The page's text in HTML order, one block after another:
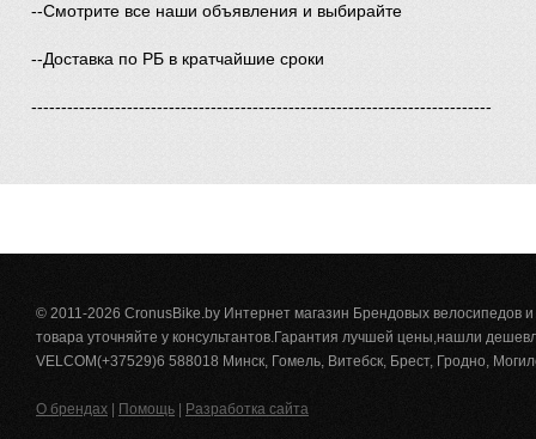
--Смотрите все наши объявления и выбирайте
--Доставка по РБ в кратчайшие сроки
-----------------------------------------------------------------------------
© 2011-2026 CronusBike.by Интернет магазин Брендовых
товара уточняйте у консультантов.Гарантия лучшей цены,нашли
VELCOM(+37529)6 588018 Минск, Гомель, Витебск, Брест, Гродно,
О брендах Помощь Разработка сайта